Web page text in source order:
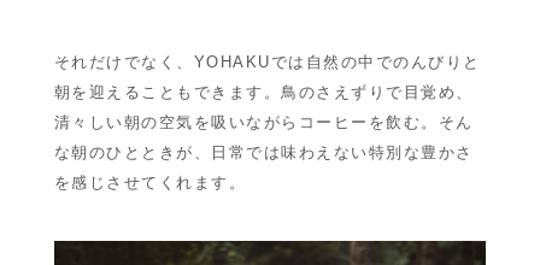
それだけでなく、YOHAKUでは自然の中でのんびりと
朝を迎えることもできます。鳥のさえずりで目覚め、
清々しい朝の空気を吸いながらコーヒーを飲む。そん
な朝のひとときが、日常では味わえない特別な豊かさ
を感じさせてくれます。